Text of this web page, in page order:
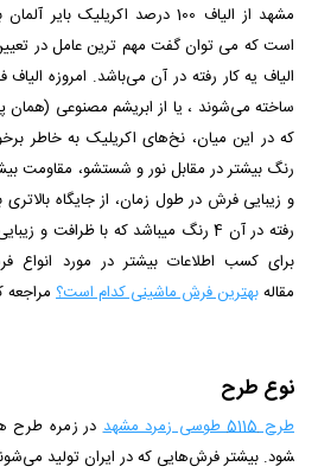
مشهد از الیاف 100 درصد اکریلیک
است که می توان گفت مهم ترین عامل در
الیاف یه کار رفته در آن می‌باشد. امروزه
ساخته می‌شوند ، یا از ابریشم مصنوعی (همان
که در این میان، نخ‌های اکریلیک به خاطر
رنگ بیشتر در مقابل نور و شستشو، مقاومت
و زیبایی فرش در طول زمان، از جایگاه بالاتری
رفته در آن 4 رنگ می­باشد که با ظرافت و زیبایی خاصی با هم ترکیب شده­ اند.
برای کسب اطلاعات بیشتر در مورد انواع
مقالهبهترین فرش ماشینی کدام است؟ مراجعه
نوع طرح
طرح 5115 طوسی زمرد مشهد
در زمره طرح
شود. بیشتر فرش‌هایی که در ایران تولید